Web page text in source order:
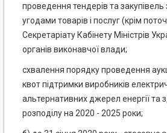
проведення тендерів та
угодами товарів і послуг (крім
Секретаріату Кабінету Міністрів
органів виконавчої влади;
схвалення порядку проведення
квот підтримки виробників
альтернативних джерел енергії та
розподілу на 2020 - 2025 роки;